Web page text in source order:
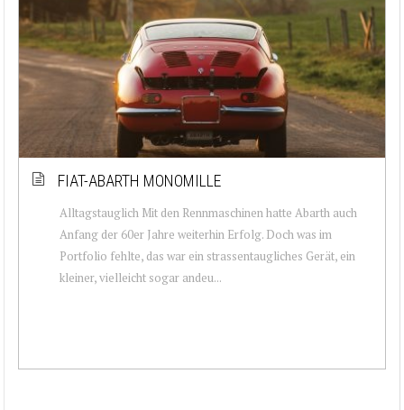
FIAT-ABARTH MONOMILLE
Alltagstauglich Mit den Rennmaschinen hatte Abarth auch
Anfang der 60er Jahre weiterhin Erfolg. Doch was im
Portfolio fehlte, das war ein strassentaugliches Gerät, ein
kleiner, vielleicht sogar andeu...